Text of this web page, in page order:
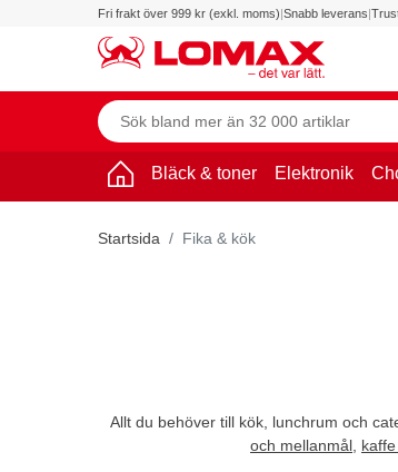
Fri frakt över 999 kr (exkl. moms)|Snabb leverans|
Bläck & toner Elektronik
Startsida Fika & kök
Allt du behöver till kök, lunchrum och
och mellanmål